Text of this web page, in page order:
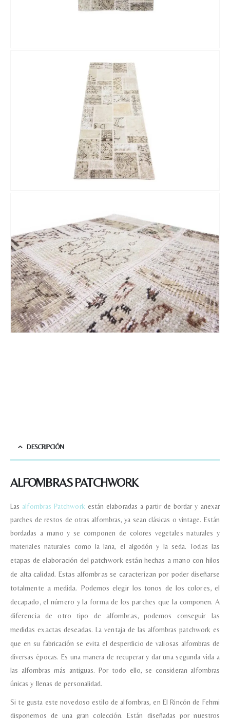
DESCRIPCIÓN
ALFOMBRAS PATCHWORK
Las alfombras Patchwork están elaboradas a partir de bordar y anexar
parches de restos de otras alfombras, ya sean clásicas o vintage. Están
bordadas a mano y se componen de colores vegetales naturales y
materiales naturales como la lana, el algodón y la seda.Todas las
etapas de elaboración del patchwork están hechas a mano con hilos
de alta calidad. Estas alfombras se caracterizan por poder diseñarse
totalmente a medida. Podemos elegir los tonos de los colores, el
decapado, el número y la forma de los parches que la componen. A
diferencia de otro tipo de alfombras, podemos conseguir las
medidas exactas deseadas.La ventaja de las alfombras patchwork es
que en su fabricación se evita el desperdicio de valiosas alfombras de
diversas épocas. Es una manera de recuperar y dar una segunda vida a
las alfombras más antiguas. Por todo ello, se consideran alfombras
únicas y llenas de personalidad.
Si te gusta este novedoso estilo de alfombras, en El Rincón de Fehmi
disponemos de una gran colección. Están diseñadas por nuestros